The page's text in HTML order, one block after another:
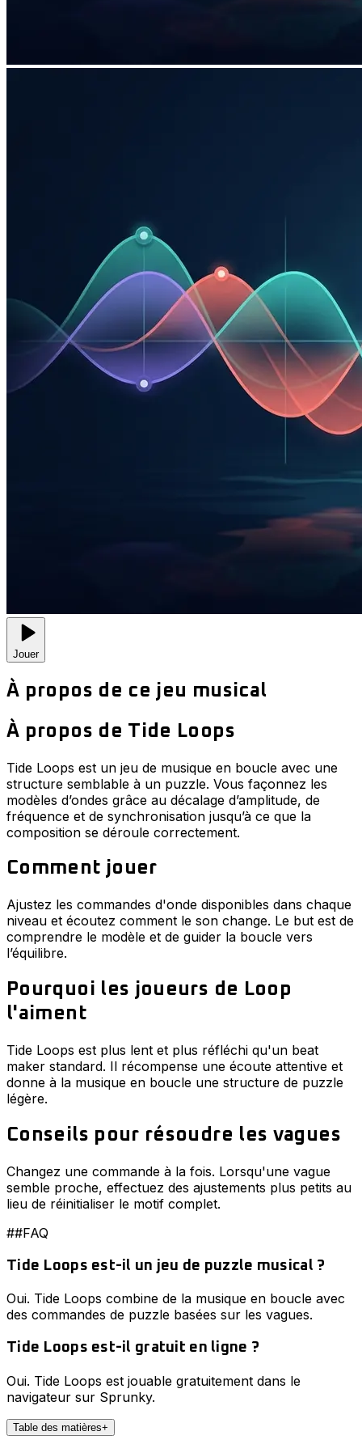
Jouer
À propos de ce jeu musical
À propos de Tide Loops
Tide Loops est un jeu de musique en boucle avec une
structure semblable à un puzzle. Vous façonnez les
modèles d’ondes grâce au décalage d’amplitude, de
fréquence et de synchronisation jusqu’à ce que la
composition se déroule correctement.
Comment jouer
Ajustez les commandes d'onde disponibles dans chaque
niveau et écoutez comment le son change. Le but est de
comprendre le modèle et de guider la boucle vers
l’équilibre.
Pourquoi les joueurs de Loop
l'aiment
Tide Loops est plus lent et plus réfléchi qu'un beat
maker standard. Il récompense une écoute attentive et
donne à la musique en boucle une structure de puzzle
légère.
Conseils pour résoudre les vagues
Changez une commande à la fois. Lorsqu'une vague
semble proche, effectuez des ajustements plus petits au
lieu de réinitialiser le motif complet.
##FAQ
Tide Loops est-il un jeu de puzzle musical ?
Oui. Tide Loops combine de la musique en boucle avec
des commandes de puzzle basées sur les vagues.
Tide Loops est-il gratuit en ligne ?
Oui. Tide Loops est jouable gratuitement dans le
navigateur sur Sprunky.
Table des matières+